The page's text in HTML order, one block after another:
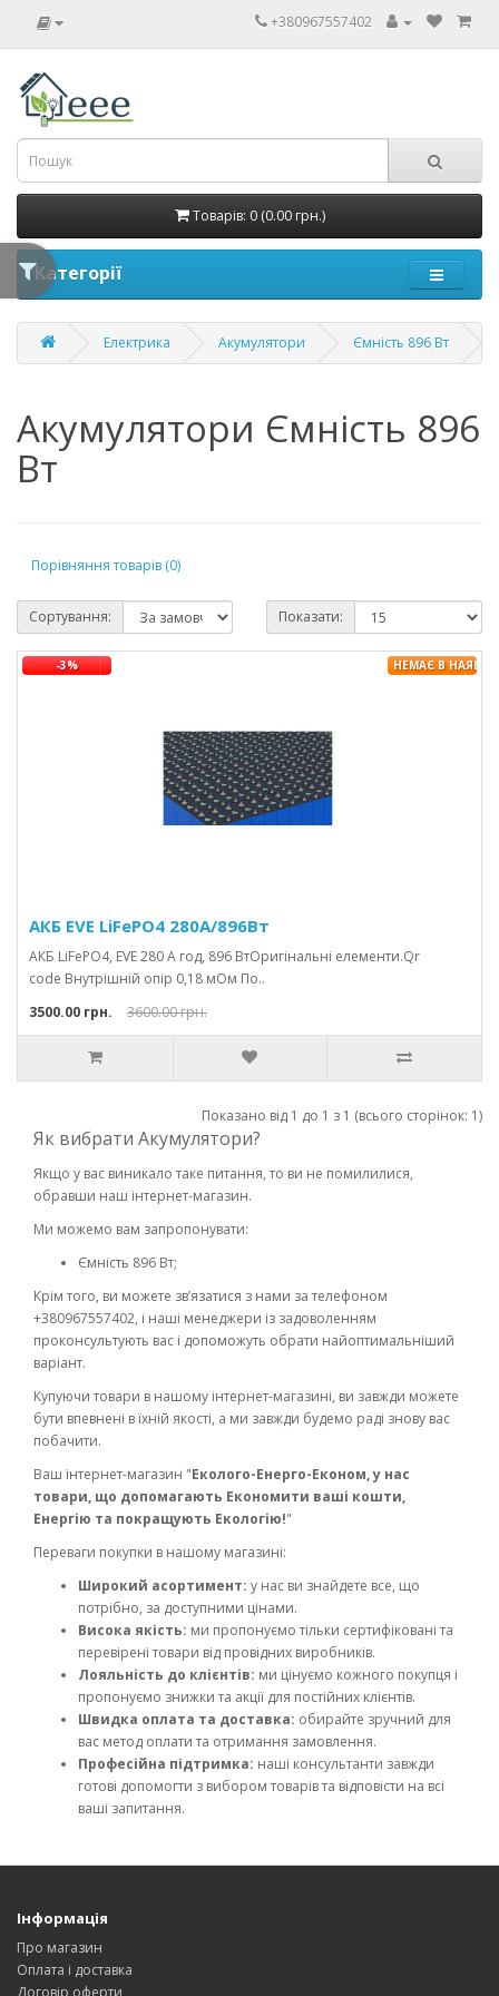
+380967557402
Товарів: 0 (0.00 грн.)
Категорії
Електрика Акумулятори Ємність 896 Вт
Акумулятори Ємність 896
Вт
Порівняння товарів (0)
Сортування: Показати:
АКБ EVE LiFePO4 280А/896Вт
АКБ LiFePO4, EVE 280 А год, 896 ВтОригінальні елементи.Qr
code Внутрішній опір 0,18 мОм По..
-3% НЕМАЄ В
3500.00 грн. 3600.00 грн.
Показано від 1 до 1 з 1 (всього сторінок: 1)
Як вибрати Акумулятори?
Якщо у вас виникало таке питання, то ви не помилилися,
обравши наш інтернет-магазин.
Ми можемо вам запропонувати:
Ємність 896 Вт;
Крім того, ви можете зв’язатися з нами за телефоном
+380967557402, і наші менеджери із задоволенням
проконсультують вас і допоможуть обрати найоптимальніший
варіант.
Купуючи товари в нашому інтернет-магазині, ви завжди можете
бути впевнені в їхній якості, а ми завжди будемо раді знову вас
побачити.
Ваш інтернет-магазин "Еколого-Енерго-Економ, у нас
товари, що допомагають Економити ваші кошти,
Енергію та покращують Екологію!"
Переваги покупки в нашому магазині:
Широкий асортимент: у нас ви знайдете все, що
потрібно, за доступними цінами.
Висока якість: ми пропонуємо тільки сертифіковані та
перевірені товари від провідних виробників.
Лояльність до клієнтів: ми цінуємо кожного покупця і
пропонуємо знижки та акції для постійних клієнтів.
Швидка оплата та доставка: обирайте зручний для
вас метод оплати та отримання замовлення.
Професійна підтримка: наші консультанти завжди
готові допомогти з вибором товарів та відповісти на всі
ваші запитання.
Інформація
Про магазин
Оплата і доставка
Договір оферти